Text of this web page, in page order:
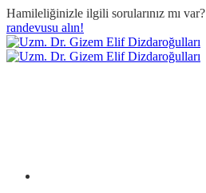
Hamileliğinizle ilgili sorularınız mı var?
randevusu alın!